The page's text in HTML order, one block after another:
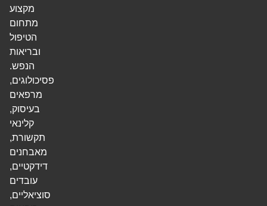
מקצוע
מתחום
הטיפול
ובריאות
הנפש.
פסיכולוגים,
מרפאים
בעיסוק,
קלינאי
תקשורת,
מאבחנים
דידקטיים,
עובדים
סוציאליים,